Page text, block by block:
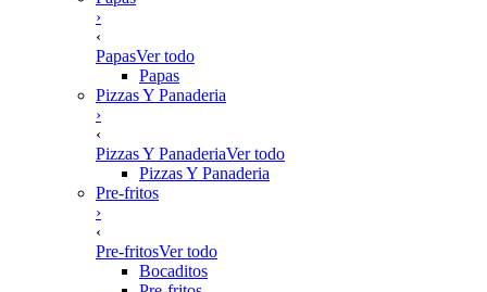
›
‹
PapasVer todo
Papas
Pizzas Y Panaderia
›
‹
Pizzas Y PanaderiaVer todo
Pizzas Y Panaderia
Pre-fritos
›
‹
Pre-fritosVer todo
Bocaditos